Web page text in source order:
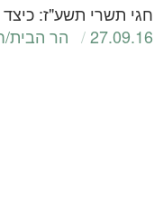
חגי תשרי תשע"ז:
27.09.16
הר